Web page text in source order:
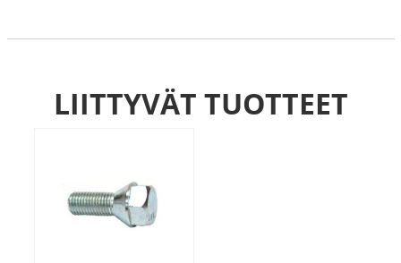
LIITTYVÄT TUOTTEET